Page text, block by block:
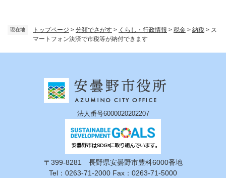
現在地 トップページ > 分類でさがす > くらし・行政情報 > 税金 > 納税 > ス
マートフォン決済で市税等が納付できます
法人番号6000020202207
〒399-8281 長野県安曇野市豊科6000番地
Tel：0263-71-2000 Fax：0263-71-5000